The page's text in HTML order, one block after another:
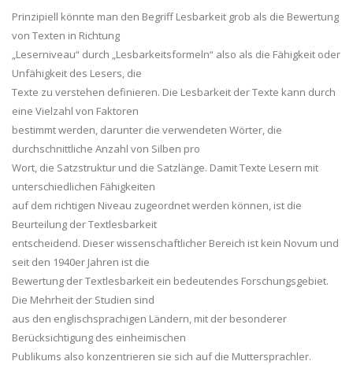
Prinzipiell könnte man den Begriff Lesbarkeit grob als die Bewertung
von Texten in Richtung
„Leserniveau“ durch „Lesbarkeitsformeln“ also als die Fähigkeit oder
Unfähigkeit des Lesers, die
Texte zu verstehen definieren. Die Lesbarkeit der Texte kann durch
eine Vielzahl von Faktoren
bestimmt werden, darunter die verwendeten Wörter, die
durchschnittliche Anzahl von Silben pro
Wort, die Satzstruktur und die Satzlänge. DamitTexte Lesern mit
unterschiedlichen Fähigkeiten
auf dem richtigen Niveau zugeordnet werden können, ist die
Beurteilung der Textlesbarkeit
entscheidend. Dieser wissenschaftlicher Bereich ist kein Novum und
seit den 1940er Jahren ist die
Bewertung der Textlesbarkeit ein bedeutendes Forschungsgebiet.
Die Mehrheit der Studien sind
aus den englischsprachigen Ländern, mit der besonderer
Berücksichtigung des einheimischen
Publikums also konzentrieren sie sich auf die Muttersprachler.